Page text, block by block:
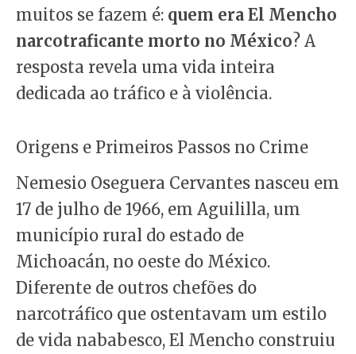
muitos se fazem é: quem era El Mencho
narcotraficante morto no México? A
resposta revela uma vida inteira
dedicada ao tráfico e à violência.
Origens e Primeiros Passos no Crime
Nemesio Oseguera Cervantes nasceu em
17 de julho de 1966, em Aguililla, um
município rural do estado de
Michoacán, no oeste do México.
Diferente de outros chefões do
narcotráfico que ostentavam um estilo
de vida nababesco, El Mencho construiu